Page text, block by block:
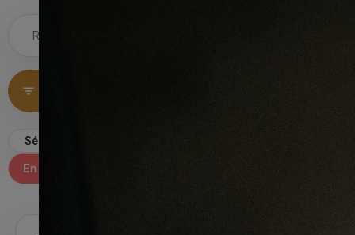
En promotion